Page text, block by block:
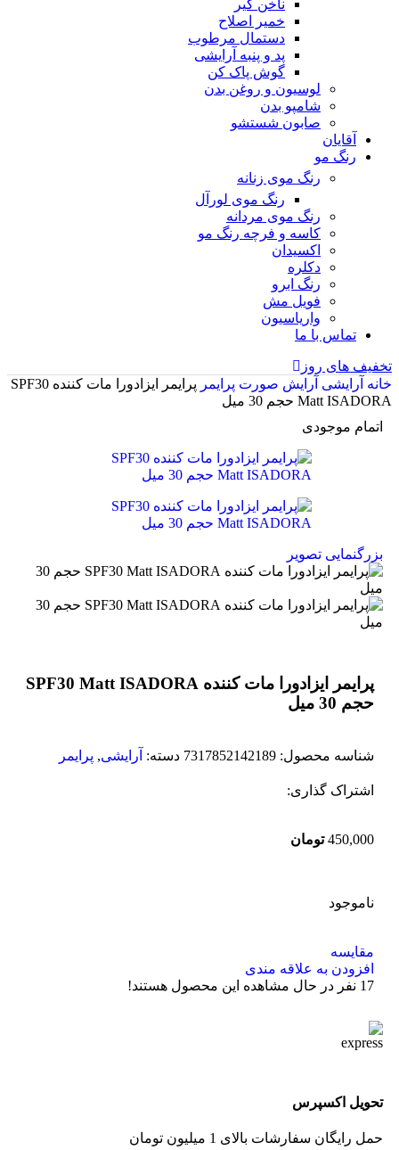
ناخن گیر
خمیر اصلاح
دستمال مرطوب
پد و پنبه آرایشی
گوش پاک کن
لوسیون و روغن بدن
شامپو بدن
صابون شستشو
آقایان
رنگ مو
رنگ موی زنانه
رنگ موی لورآل
رنگ موی مردانه
کاسه و فرچه رنگ مو
اکسیدان
دکلره
رنگ ابرو
فویل مش
واریاسیون
تماس با ما
تخفیف های روز
خانه آرایشی آرایش صورت پرایمر
پرایمر ایزادورا مات کننده SPF30
Matt ISADORA حجم 30 میل
اتمام موجودی
بزرگنمایی تصویر
پرایمر ایزادورا مات کننده SPF30 Matt ISADORA
حجم 30 میل
شناسه محصول: 7317852142189 دسته: آرایشی, پرایمر
اشتراک گذاری:
450,000 تومان
ناموجود
مقایسه
افزودن به علاقه مندی
17 نفر در حال مشاهده این محصول هستند!
تحویل اکسپرس
حمل رایگان سفارشات بالای 1 میلیون تومان